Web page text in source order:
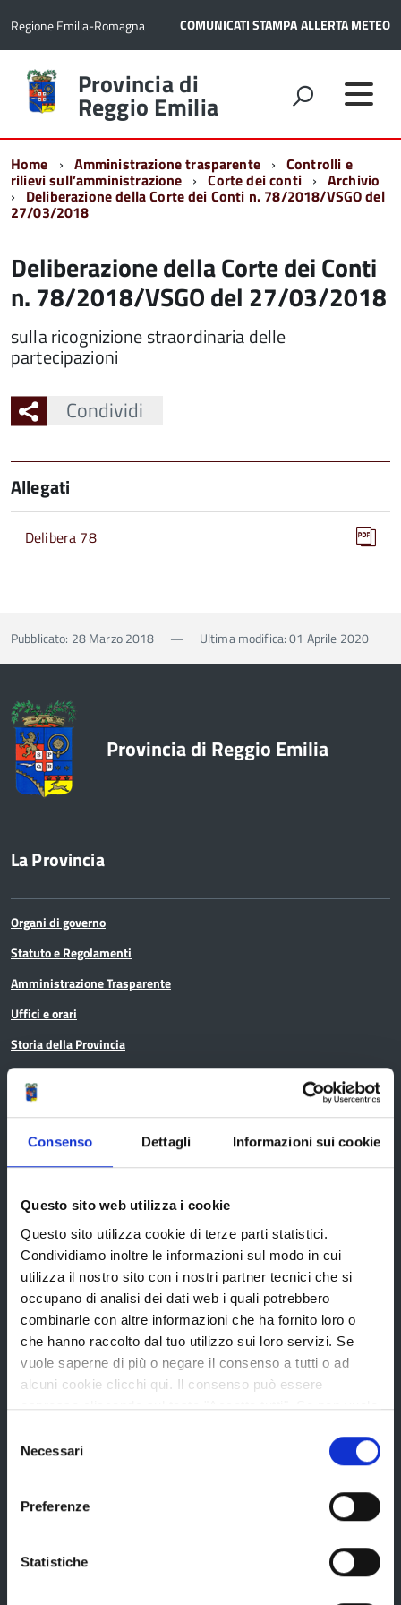
Consenso Dettagli Informazioni sui cookie
Questo sito web utilizza i cookie
Questo sito utilizza cookie di terze parti statistici.
Condividiamo inoltre le informazioni sul modo in cui
utilizza il nostro sito con i nostri partner tecnici che si
occupano di analisi dei dati web i quali potrebbero
combinarle con altre informazioni che ha fornito loro o
che hanno raccolto dal tuo utilizzo sui loro servizi. Se
vuole saperne di più o negare il consenso a tutti o ad
alcuni cookie clicchi qui. Il consenso può essere
espresso cliccando sul tasto "Accetta tutti". Se non vuole
tasto "Rifiuta".
delNecessari
Preferenze
Statistiche
Regione Emilia-Romagna COMUNICATI STAMPAALLERTA METEO
Torna
alla
home
Provincia di
Reggio Emilia
Home Amministrazione trasparente Controlli e
rilievi sull’amministrazione Corte dei conti Archivio
Deliberazione della Corte dei Conti n. 78/2018/VSGO del
27/03/2018
Deliberazione della Corte dei Conti
n. 78/2018/VSGO del 27/03/2018
sulla ricognizione straordinaria delle
partecipazioni
Condividi
Allegati
Delibera 78
Pubblicato: 28 Marzo 2018 — Ultima modifica: 01 Aprile 2020
Provincia di Reggio Emilia
La Provincia
Organi di governo
Statuto e Regolamenti
Amministrazione Trasparente
Uffici e orari
Storia della Provincia
Edifici e Parchi
Elezioni
Bandi di gara
Avvisi pubblici
Concorsi e selezioni
In scadenza
Aree tematiche
Bilancio
Infrastrutture, mobilità e trasporti